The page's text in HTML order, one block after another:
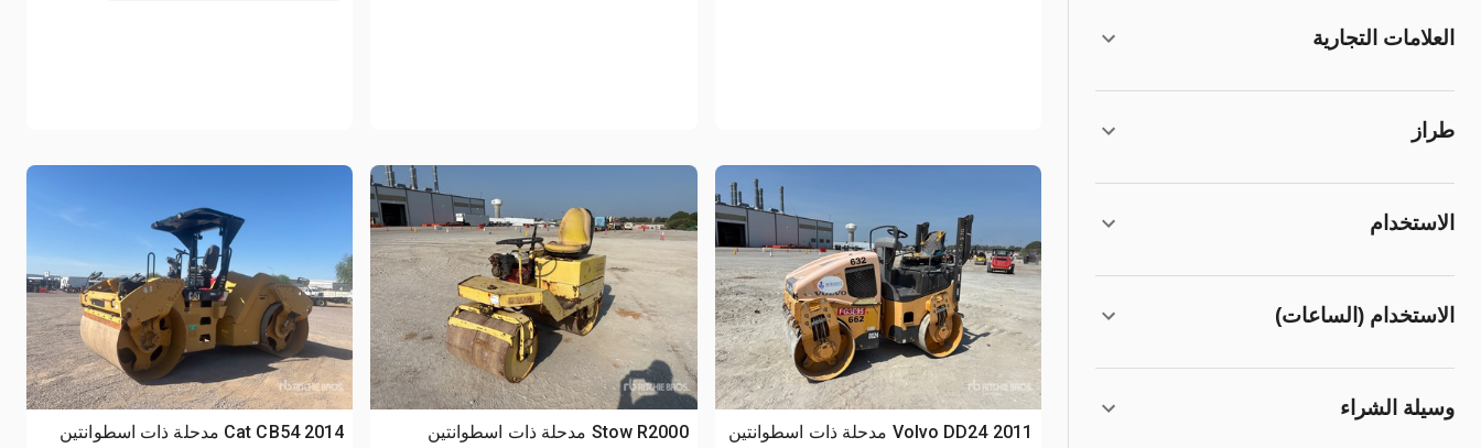
العلامات التجارية
طراز
الاستخدام
الاستخدام (الساعات)
وسيلة الشراء
2011 Volvo DD24 مدحلة ذات اسطوانتين Stow R2000 مدحلة ذات اسطوانتين 2014 Cat CB54 مدحلة ذات اسطوانتين